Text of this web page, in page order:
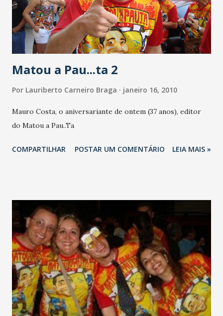
Matou a Pau...ta 2
Por Lauriberto Carneiro Braga janeiro 16, 2010
Mauro Costa, o aniversariante de ontem (37 anos), editor
do Matou a Pau..Ta
COMPARTILHAR POSTAR UM COMENTÁRIO LEIA MAIS »